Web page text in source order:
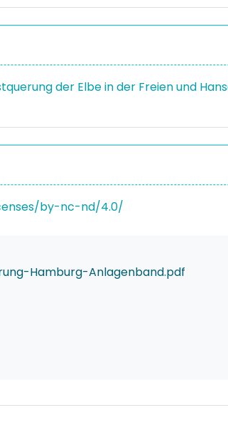
der Elbe in der Freien und
by-nc-nd/4.0/
Hamburg-Anlagenband.pdf